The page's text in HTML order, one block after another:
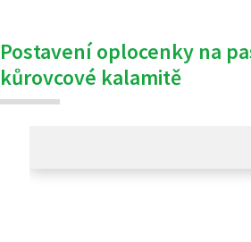
Postavení oplocenky na
kůrovcové kalamitě